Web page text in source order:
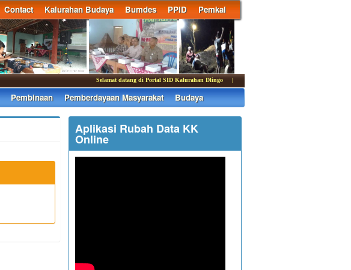
Contact Kalurahan Budaya Bumdes PPID Pemkal
Selamat datang di Portal SID Kalurahan Dlingo | Media informasi dan komunikasi
Pembinaan Pemberdayaan Masyarakat
Budaya
Aplikasi Rubah Data KK
Online